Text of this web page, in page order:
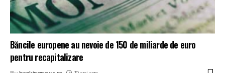
Băncile europene au nevoie de 150 de miliarde de euro
pentru recapitalizare